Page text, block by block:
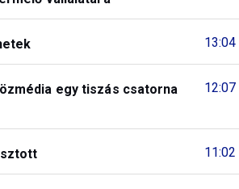
13:04
12:07
egy tiszás csatorna
11:02